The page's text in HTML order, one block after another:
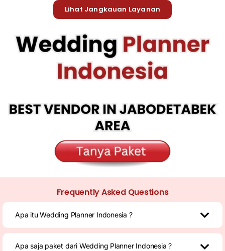
Lihat Jangkauan Layanan
Frequently Asked Questions
Apa itu Wedding Planner Indonesia ?
Apa saja paket dari Wedding Planner Indonesia ?